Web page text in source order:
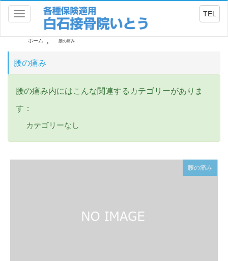
Toggle
navigation
TEL
ホーム 腰の痛み
腰の痛み
腰の痛み内にはこんな関連するカテゴリーがありま
す：
カテゴリーなし
腰の痛み